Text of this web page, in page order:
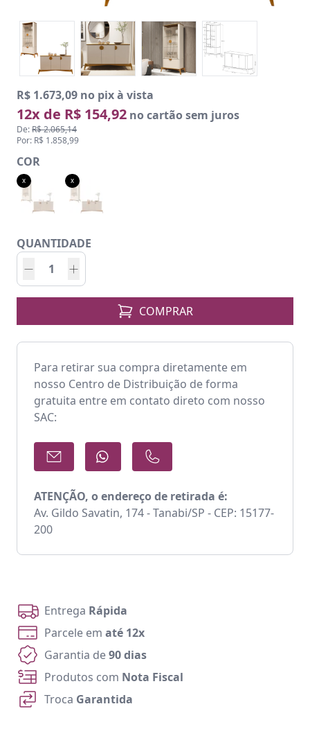
R$ 1.673,09 no pix à vista
12x de R$ 154,92 no cartão sem juros
De:R$ 2.065,14
Por: R$ 1.858,99
COR
x x
QUANTIDADE
COMPRAR
Para retirar sua compra diretamente em
nosso Centro de Distribuição de forma
gratuita entre em contato direto com nosso
SAC:
ATENÇÃO, o endereço de retirada é:
Av. Gildo Savatin, 174 - Tanabi/SP - CEP: 15177-
200
Entrega Rápida
Parcele em até 12x
Garantia de90 dias
Produtos com Nota Fiscal
Troca Garantida